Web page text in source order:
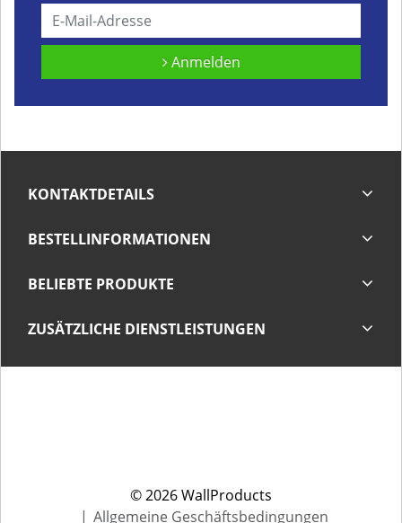
Anmelden
KONTAKTDETAILS
BESTELLINFORMATIONEN
BELIEBTE PRODUKTE
ZUSÄTZLICHE DIENSTLEISTUNGEN
© 2026 WallProducts
Allgemeine Geschäftsbedingungen